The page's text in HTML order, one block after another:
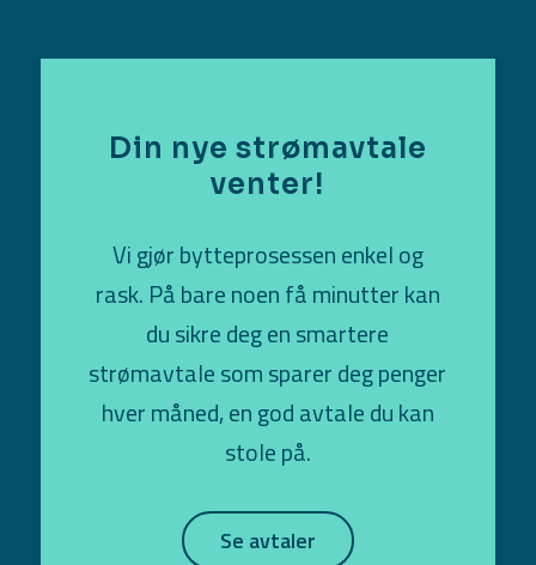
Din nye strømavtale
venter!
Vi gjør bytteprosessen enkel og
rask. På bare noen få minutter kan
du sikre deg en smartere
strømavtale som sparer deg penger
hver måned, en god avtale du kan
stole på.
Se avtaler